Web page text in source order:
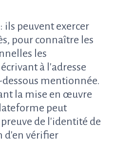
: ils peuvent exercer
pour connaître les
les
à l'adresse
mentionnée.
la mise en œuvre
peut
de l'identité de
d'en vérifier